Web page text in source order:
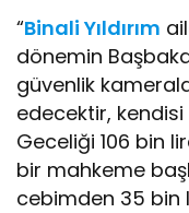
“Binali Yıldırım
dönemin
güvenlik
edecektir,
Geceliği 106 bin
bir mahkeme
cebimden 35 bin